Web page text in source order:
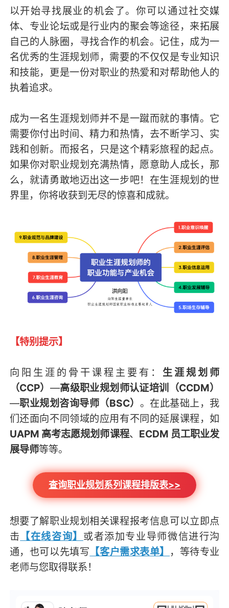
以开始寻找展业的机会了。你可以通过社交媒
体、专业论坛或是行业内的聚会等途径，来拓展
自己的人脉圈，寻找合作的机会。记住，成为一
名优秀的生涯规划师，需要的不仅仅是专业知识
和技能，更是一份对职业的热爱和对帮助他人的
执着追求。
成为一名生涯规划师并不是一蹴而就的事情。它
需要你付出时间、精力和热情，去不断学习、实
践和创新。而报名，只是这个精彩旅程的起点。
如果你对职业规划充满热情，愿意助人成长，那
么，就请勇敢地迈出这一步吧！在生涯规划的世
界里，你将收获到无尽的惊喜和成就。
【特别提示】
向阳生涯的骨干课程主要有： 生涯规划师
（CCP） —高级职业规划师认证培训（CCDM）
—职业规划咨询导师（BSC） 。在此基础上，我
们还面向不同领域的应用有不同的延展课程，如
UAPM 高考志愿规划师课程、 ECDM 员工职业发
展导师等等。
查询职业规划系列课程排版表>>
想要了解职业规划相关课程报考信息可以立即点
击 【在线咨询】 或者添加专业导师微信进行沟
通，也可以先填写 【客户需求表单】
，等待专业
老师与您取得联系！